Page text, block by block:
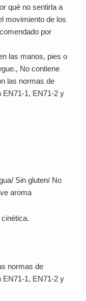
qué no sentirla a
movimiento de los
por
las manos, pies o
No contiene
las normas de
EN71-1, EN71-2 y
Sin gluten/ No
aroma
normas de
EN71-1, EN71-2 y